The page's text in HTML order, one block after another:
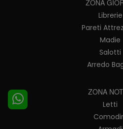
ZONA
Librerie
Pareti
Madie
Salotti
Arredo
ZONA
Letti